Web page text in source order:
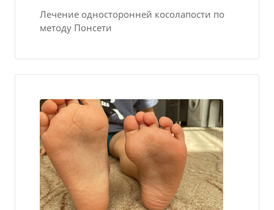
Лечение односторонней косолапости по
методу Понсети